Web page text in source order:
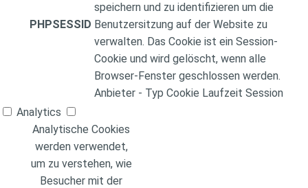
PHPSESSID
speichern und zu identifizieren um die
Benutzersitzung auf der Website zu
verwalten. Das Cookie ist ein Session-
Cookie und wird gelöscht, wenn alle
Browser-Fenster geschlossen werden.
Anbieter - Typ Cookie Laufzeit Session
Analytics
Analytische Cookies
werden verwendet,
um zu verstehen, wie
Besucher mit der